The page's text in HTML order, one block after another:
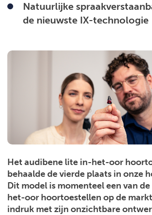
Natuurlijke
de nieuwste IX-technologie
Het audibene lite in-het-oor
behaalde de vierde plaats in onze
Dit model is momenteel een van
het-oor hoortoestellen op de
indruk met zijn onzichtbare